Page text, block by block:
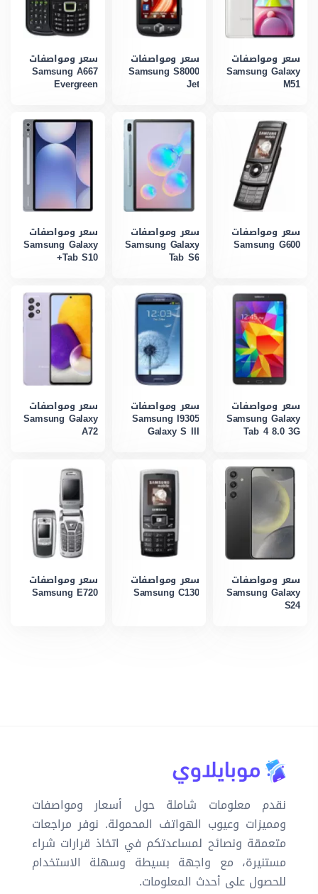
سعر ومواصفات
Samsung Galaxy
M51
سعر ومواصفات
Samsung S8000
Jet
سعر ومواصفات
Samsung A667
Evergreen
سعر ومواصفات
Samsung G600
سعر ومواصفات
Samsung Galaxy
Tab S6
سعر ومواصفات
Samsung Galaxy
Tab S10+
سعر ومواصفات
Samsung Galaxy
Tab 4 8.0 3G
سعر ومواصفات
Samsung I9305
Galaxy S III
سعر ومواصفات
Samsung Galaxy
A72
سعر ومواصفات
Samsung Galaxy
S24
سعر ومواصفات
Samsung C130
سعر ومواصفات
Samsung E720
نقدم معلومات شاملة حول أسعار ومواصفات
ومميزات وعيوب الهواتف المحمولة. نوفر مراجعات
متعمقة ونصائح لمساعدتكم في اتخاذ قرارات شراء
مستنيرة، مع واجهة بسيطة وسهلة الاستخدام
للحصول على أحدث المعلومات.